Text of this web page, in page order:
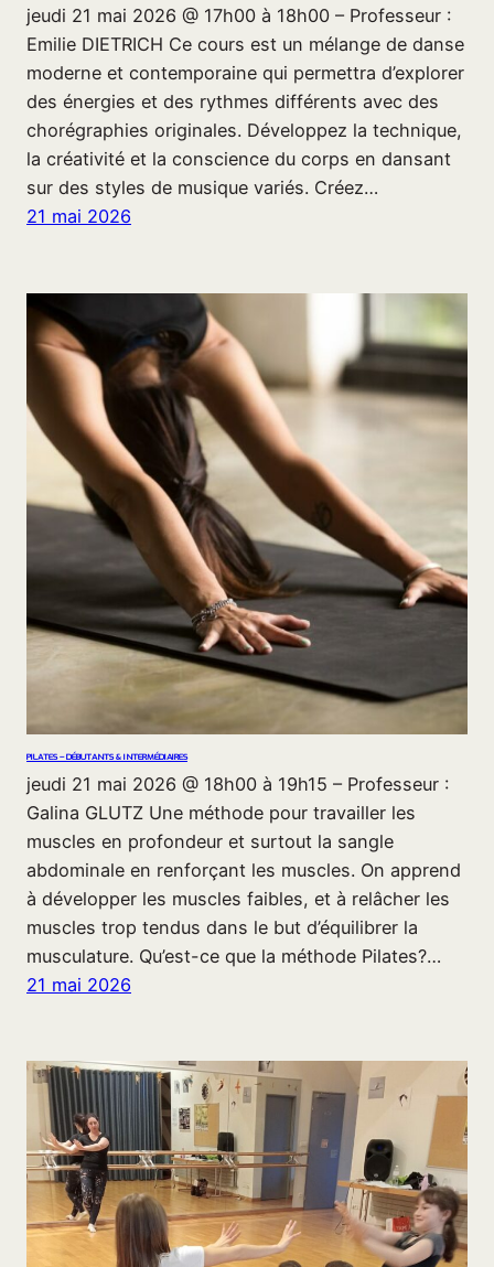
jeudi 21 mai 2026 @ 17h00 à 18h00 – Professeur :
Emilie DIETRICH Ce cours est un mélange de danse
moderne et contemporaine qui permettra d’explorer
des énergies et des rythmes différents avec des
chorégraphies originales. Développez la technique,
la créativité et la conscience du corps en dansant
sur des styles de musique variés. Créez…
21 mai 2026
PILATES – DÉBUTANTS & INTERMÉDIAIRES
jeudi 21 mai 2026 @ 18h00 à 19h15 – Professeur :
Galina GLUTZ Une méthode pour travailler les
muscles en profondeur et surtout la sangle
abdominale en renforçant les muscles. On apprend
à développer les muscles faibles, et à relâcher les
muscles trop tendus dans le but d’équilibrer la
musculature. Qu’est-ce que la méthode Pilates?…
21 mai 2026